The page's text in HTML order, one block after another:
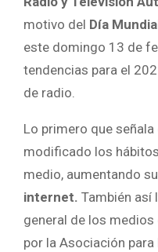
motivo del Día
este domingo 13 de
tendencias para el
de radio.
Lo primero que
modificado los
medio, aumentando su
internet. También así
general de los medios
por la Asociación